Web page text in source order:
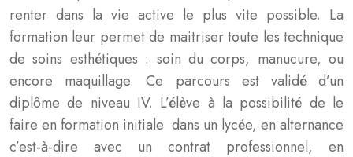
renter dans la vie active le plus vite possible. La
formation leur permet de maitriser toute les technique
de soins esthétiques : soin du corps, manucure, ou
encore maquillage. Ce parcours est validé d’un
diplôme de niveau IV. L’élève à la possibilité de le
faire en formation initiale dans un lycée, en alternance
c’est-à-dire avec un contrat professionnel, en